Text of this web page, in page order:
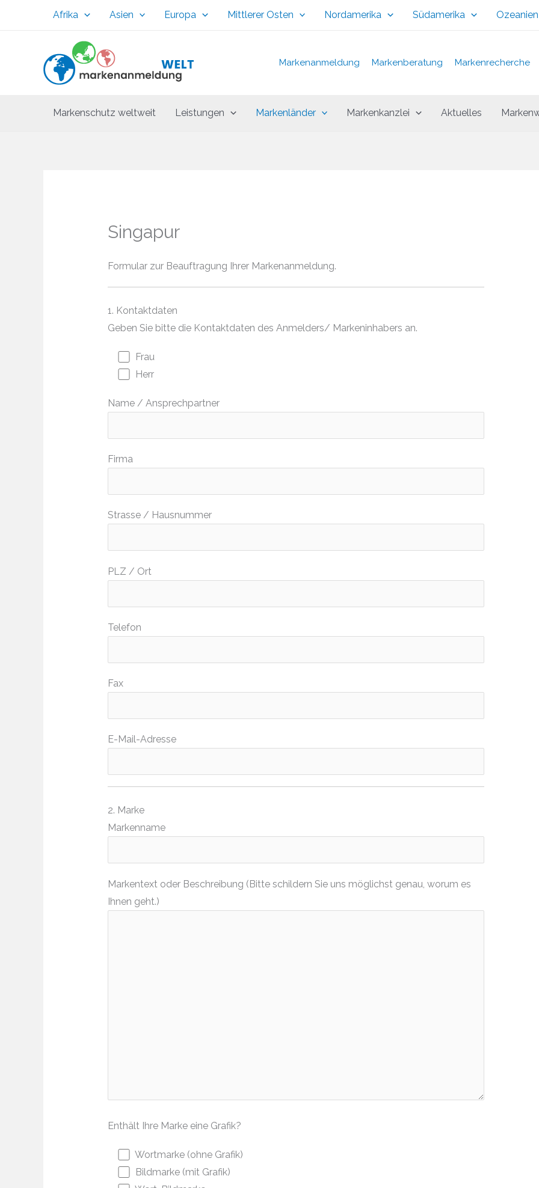
Afrika Asien Europa Mittlerer Osten Nordamerika Südamerika Ozeanien
Markenanmeldung Markenberatung Markenrecherche
Markenschutz weltweit Leistungen Markenländer Markenkanzlei Aktuelles
Singapur
Formular zur Beauftragung Ihrer Markenanmeldung.
1. Kontaktdaten
Geben Sie bitte die Kontaktdaten des Anmelders/ Markeninhabers an.
Frau
Herr
Name / Ansprechpartner
Firma
Strasse / Hausnummer
PLZ / Ort
Telefon
Fax
E-Mail-Adresse
2. Marke
Markenname
Markentext oder Beschreibung (Bitte schildern Sie uns möglichst genau, worum es
Ihnen geht.)
Enthält Ihre Marke eine Grafik?
Wortmarke (ohne Grafik)
Bildmarke (mit Grafik)